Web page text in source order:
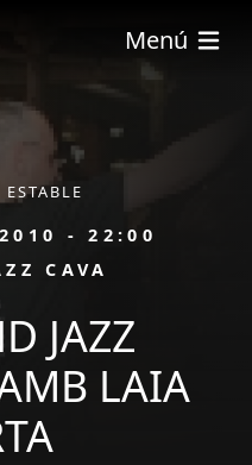
Menú
- 22:00
CAVA
JAZZ
LAIA